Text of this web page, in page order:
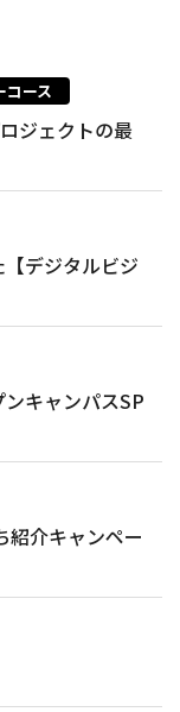
コース
ジェクトの最
デジタルビジ
キャンパスSP
紹介キャンペー